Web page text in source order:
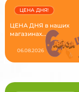
ЦЕНА ДНЯ в наших
магазинах...
ЦЕНА ДНЯ!
06.08.2026